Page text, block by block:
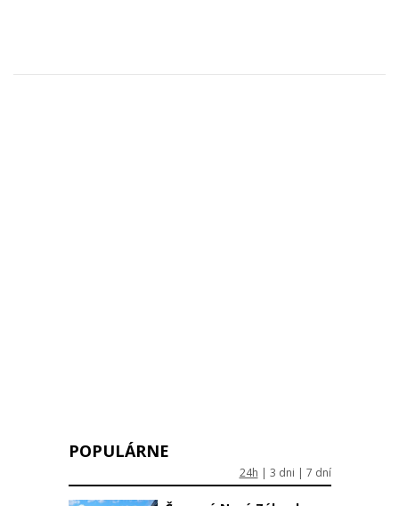
POPULÁRNE
24h | 3 dni | 7 dní